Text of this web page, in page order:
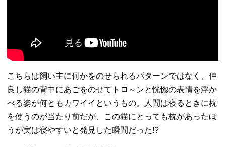
こちらは飼い主に何かをのせられるパターンではなく、仲
良し猫の背中にあごをのせてトロ～ンと恍惚の表情を浮か
べる姿が何ともカワイイというもの。人間は寝るときに枕
を使うのが当たり前だが、この猫にとっても枕があったほ
うが実は寝やすいと発見した瞬間だった!?